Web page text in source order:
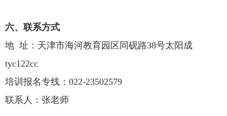
六、联系方式
地 址：天津市海河教育园区同砚路38号太阳成
tyc122cc
培训报名专线： 022-23502579
联系人：张老师